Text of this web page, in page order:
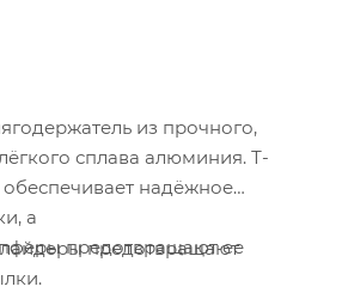
из прочного,
сплава алюминия. Т-
надёжное
а
предотвращают ее
предотвращают